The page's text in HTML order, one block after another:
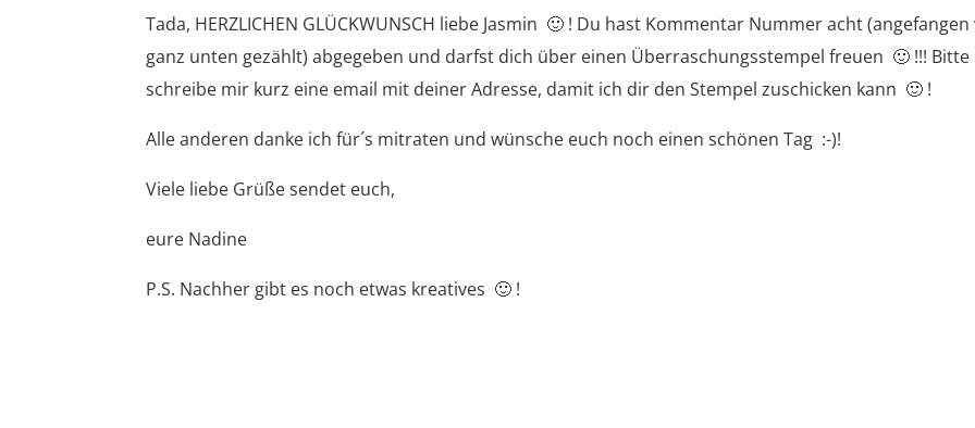
Tada, HERZLICHEN GLÜCKWUNSCH liebe Jasmin 🙂 ! Du hast Kommentar Nummer acht
ganz unten gezählt) abgegeben und darfst dich über einen Überraschungsstempel freuen 🙂 !!! Bitte
schreibe mir kurz eine email mit deiner Adresse, damit ich dir den Stempel zuschicken kann 🙂 !
Alle anderen danke ich für´s mitraten und wünsche euch noch einen schönen Tag :-)!
Viele liebe Grüße sendet euch,
eure Nadine
P.S. Nachher gibt es noch etwas kreatives 🙂 !